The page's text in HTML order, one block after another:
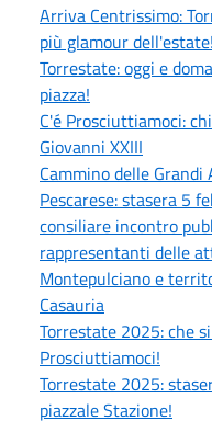
Arriva Centrissimo:
più glamour dell'estate!
Torrestate: oggi e
piazza!
C'é Prosciuttiamoci:
Giovanni XXIII
Cammino delle Grandi
Pescarese: stasera 5
consiliare incontro
rappresentanti delle
Montepulciano e
Casauria
Torrestate 2025: che
Prosciuttiamoci!
Torrestate 2025:
piazzale Stazione!